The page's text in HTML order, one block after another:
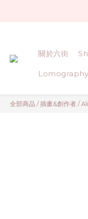
關於六街
Lomography
全部商品 /插畫&創作者/